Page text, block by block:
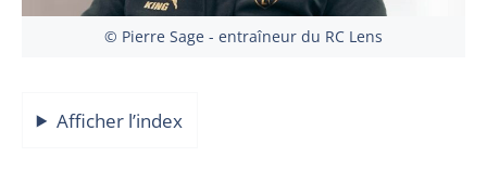
© Pierre Sage - entraîneur du RC Lens
Afficher l’index